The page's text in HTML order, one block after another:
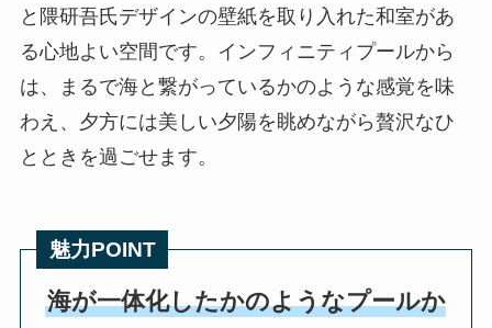
と隈研吾氏デザインの壁紙を取り入れた和室があ
る心地よい空間です。インフィニティプールから
は、まるで海と繋がっているかのような感覚を味
わえ、夕方には美しい夕陽を眺めながら贅沢なひ
とときを過ごせます。
魅力POINT
海が一体化したかのようなプールか